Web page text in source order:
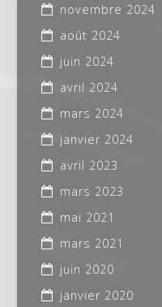
novembre 2024
août 2024
juin 2024
avril 2024
mars 2024
janvier 2024
avril 2023
mars 2023
mai 2021
mars 2021
juin 2020
janvier 2020